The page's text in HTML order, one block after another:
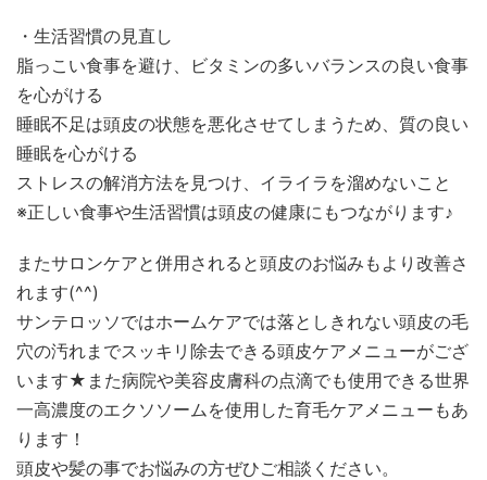
・生活習慣の見直し
脂っこい食事を避け、ビタミンの多いバランスの良い食事
を心がける
睡眠不足は頭皮の状態を悪化させてしまうため、質の良い
睡眠を心がける
ストレスの解消方法を見つけ、イライラを溜めないこと
※正しい食事や生活習慣は頭皮の健康にもつながります♪
またサロンケアと併用されると頭皮のお悩みもより改善さ
れます(^^)
サンテロッソではホームケアでは落としきれない頭皮の毛
穴の汚れまでスッキリ除去できる頭皮ケアメニューがござ
います★また病院や美容皮膚科の点滴でも使用できる世界
一高濃度のエクソソームを使用した育毛ケアメニューもあ
ります！
頭皮や髪の事でお悩みの方ぜひご相談ください。